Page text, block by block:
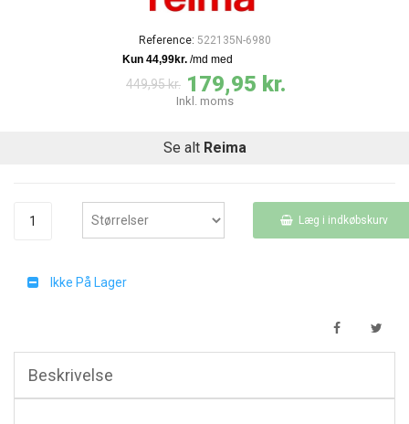
Reference: 522135N-6980
449,95 kr. 179,95 kr.
Inkl. moms
Se alt Reima
Læg i indkøbskurv
Ikke På Lager
Beskrivelse